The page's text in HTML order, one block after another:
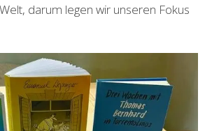
darum legen wir unseren Fokus